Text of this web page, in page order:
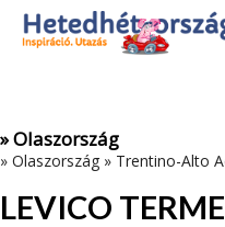
Az oldal sütiket (cookies)
Adatvédelmi tájékoztató
» Olaszország
» Olaszország » Trentino-Alto
LEVICO TERME